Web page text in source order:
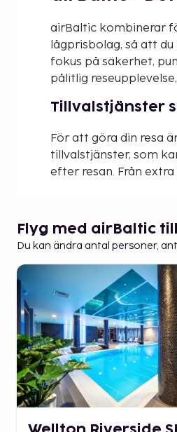
airBaltic kombinerar
lågprisbolag, så att
fokus på säkerhet,
pålitlig
Tillvalstjänster
För att göra din resa
tillvalstjänster, som
efter resan. Från
Komfort och
Med airBaltic kan du
Oavsett om du reser
bekvämt val. Boka
till en del av äventyret!
Flyg med airBaltic
Du kan ändra antal personer,